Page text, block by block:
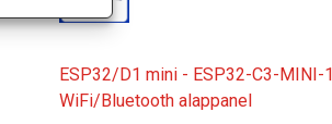
Always active
ESP32/D1 mini - ESP32-C3-MINI-1
WiFi/Bluetooth alappanel